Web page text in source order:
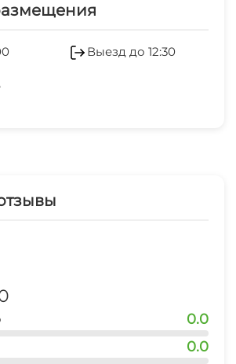
двор
Выезд до 12:30
0.0
0.0